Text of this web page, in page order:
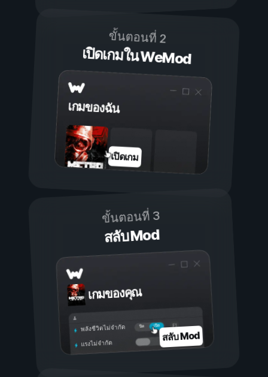
ขั้นตอนที่ 2
เปิดเกมใน WeMod
เกมของฉัน
เปิดเกม
ขั้นตอนที่ 3
สลับ Mod
เกมของคุณ
เปิด
ปิด
พลังชีวิตไม่จำกัด
แรงไม่จำกัด สลับ Mod